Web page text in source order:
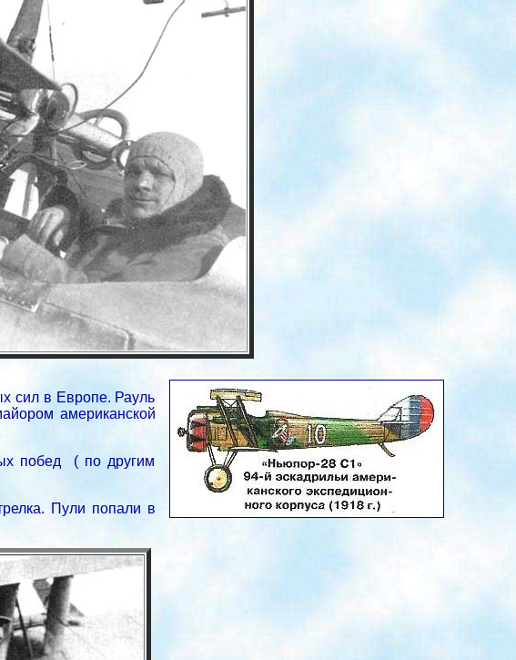
сил в Европе. Рауль
американской
побед ( по другим
Пули попали в